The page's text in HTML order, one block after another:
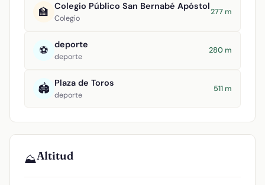
🏫 Colegio Público San Bernabé Apóstol
Colegio
277 m
⚽ deporte
deporte
280 m
🏟️ Plaza de Toros
deporte
511 m
⛰️Altitud